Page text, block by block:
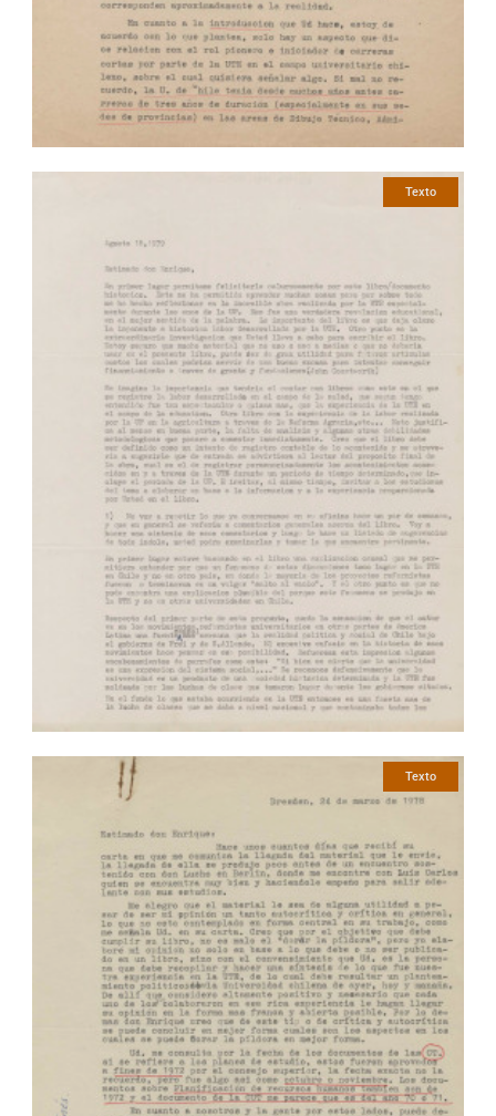
Texto
Texto